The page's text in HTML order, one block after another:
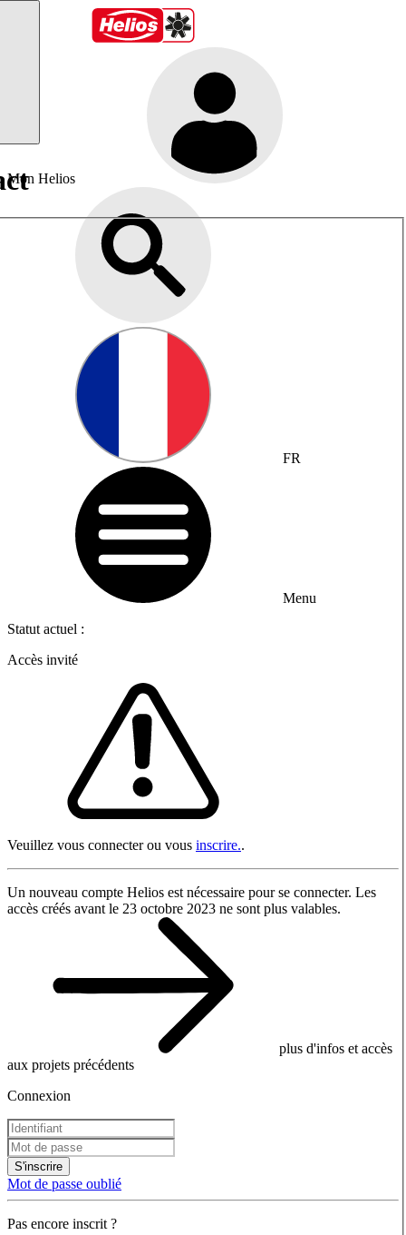
Mon Helios
FR
Menu
Statut actuel :
Accès invité
Veuillez vous connecter ou vous inscrire..
Un nouveau compte Helios est nécessaire pour se connecter. Les
accès créés avant le 23 octobre 2023 ne sont plus valables.
plus d'infos et accès
aux projets précédents
Connexion
S'inscrire
Mot de passe oublié
Pas encore inscrit ?